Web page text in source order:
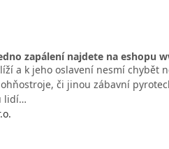
zapálení najdete na eshopu
a k jeho oslavení nesmí
či jinou zábavní
lidí…